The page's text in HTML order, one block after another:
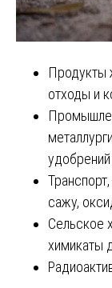
Продукты
отходы и
сажу,
Сельское
химикаты